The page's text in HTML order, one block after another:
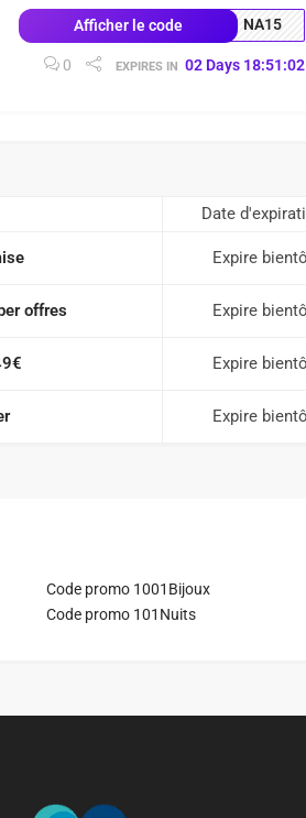
Afficher le code NA15
0 EXPIRES IN 02 Days 18:51:01
Date
Expire
offres Expire
Expire
Expire
Code promo 1001Bijoux
Code promo 101Nuits